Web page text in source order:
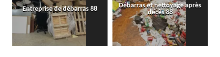
Entreprise de débarras 88
Débarras et nettoyage après
décès 88